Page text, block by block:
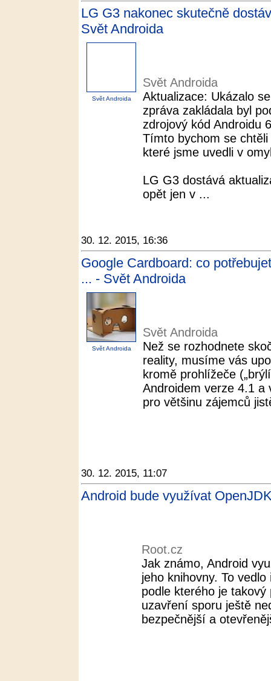
LG G3 nakonec skutečně
Svět Androida
Svět Androida
Svět Androida
Aktualizace: Ukázalo
zpráva zakládala byl
zdrojový kód Androidu
Tímto bychom se
které jsme uvedli v
LG G3 dostává
opět jen v ...
30. 12. 2015, 16:36
Google Cardboard: co
... - Svět Androida
Svět Androida
Svět Androida
Než se rozhodnete
reality, musíme vás
kromě prohlížeče
Androidem verze 4.1 a
pro většinu zájemců
30. 12. 2015, 11:07
Android bude využívat
Root.cz
Jak známo, Android
jeho knihovny. To
podle kterého je
uzavření sporu ještě
bezpečnější a